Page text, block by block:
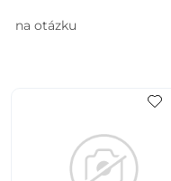
na otázku